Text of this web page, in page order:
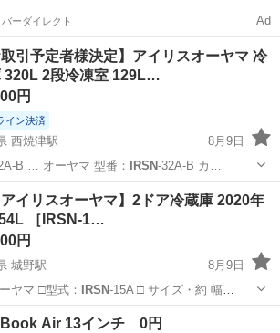
バーダイレクト Ad
取引予定者様決定】アイリスオーヤマ 冷
320L 2段冷凍室 129L…
円
イン決済
西焼津駅
8月9日
-32A-B … オーヤマ 型番： IRSN-32A-B カ…
焼津駅 キッチン家電
イリスオーヤマ】2ドア冷蔵庫 2020年
154L ［IRSN-1…
円
城野駅
8月9日
ヤマ □型式：
IRSN-15A □ サイズ・約 幅
キッチン家電 商品
Air 13インチ 0円